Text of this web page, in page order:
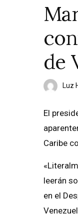
de
Luz
El
Caribe
leerán
en el